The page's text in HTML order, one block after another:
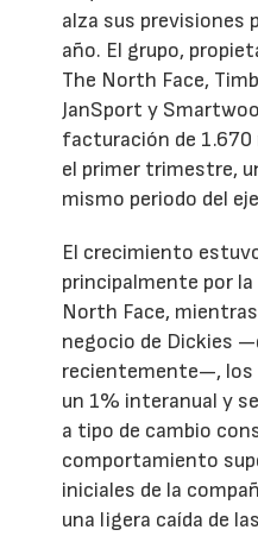
alza sus previsiones
año. El grupo,
The North Face,
JanSport y
facturación de 1.670
el primer trimestre,
mismo periodo del
El crecimiento
principalmente por
North Face,
negocio de Dickies
recientemente—, los
un 1% interanual y
a tipo de cambio
comportamiento
iniciales de la
una ligera caída de